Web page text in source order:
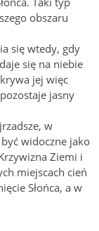
obszaru
się wtedy, gdy
się na niebie
jej więc
jasny
w
widoczne jako
Ziemi i
miejscach cień
Słońca, a w